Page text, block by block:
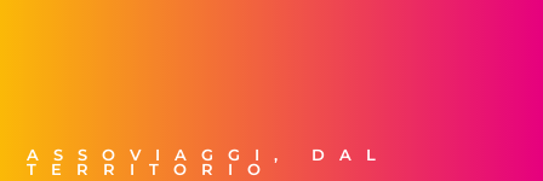
ASSOVIAGGI, DAL
TERRITORIO